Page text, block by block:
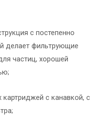
с постепенно
делает фильтрующие
частиц, хорошей
с канавкой, с